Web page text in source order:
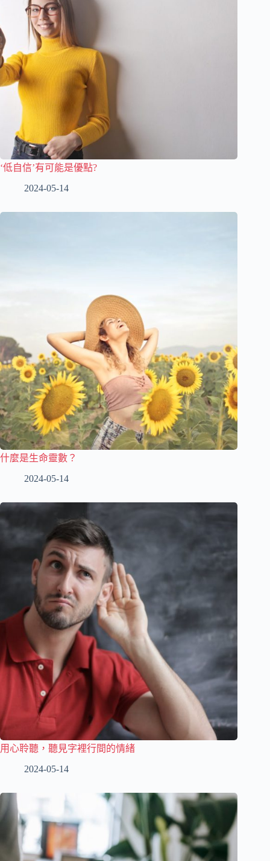
‘低自信’有可能是優點?
2024-05-14
什麼是生命靈數？
2024-05-14
用心聆聽，聽見字裡行間的情緒
2024-05-14